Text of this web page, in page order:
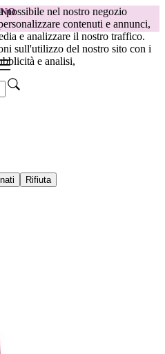
possibile nel nostro negozio
contenuti e annunci,
e analizzare il nostro traffico.
sull'utilizzo del nostro sito con i
e analisi,
Rifiuta